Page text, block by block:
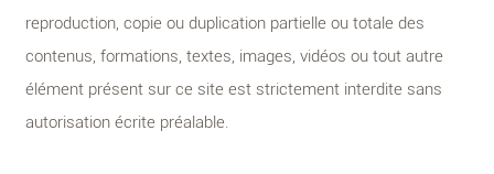
reproduction, copie ou duplication partielle ou totale des
contenus, formations, textes, images, vidéos ou tout autre
élément présent sur ce site est strictement interdite sans
autorisation écrite préalable.